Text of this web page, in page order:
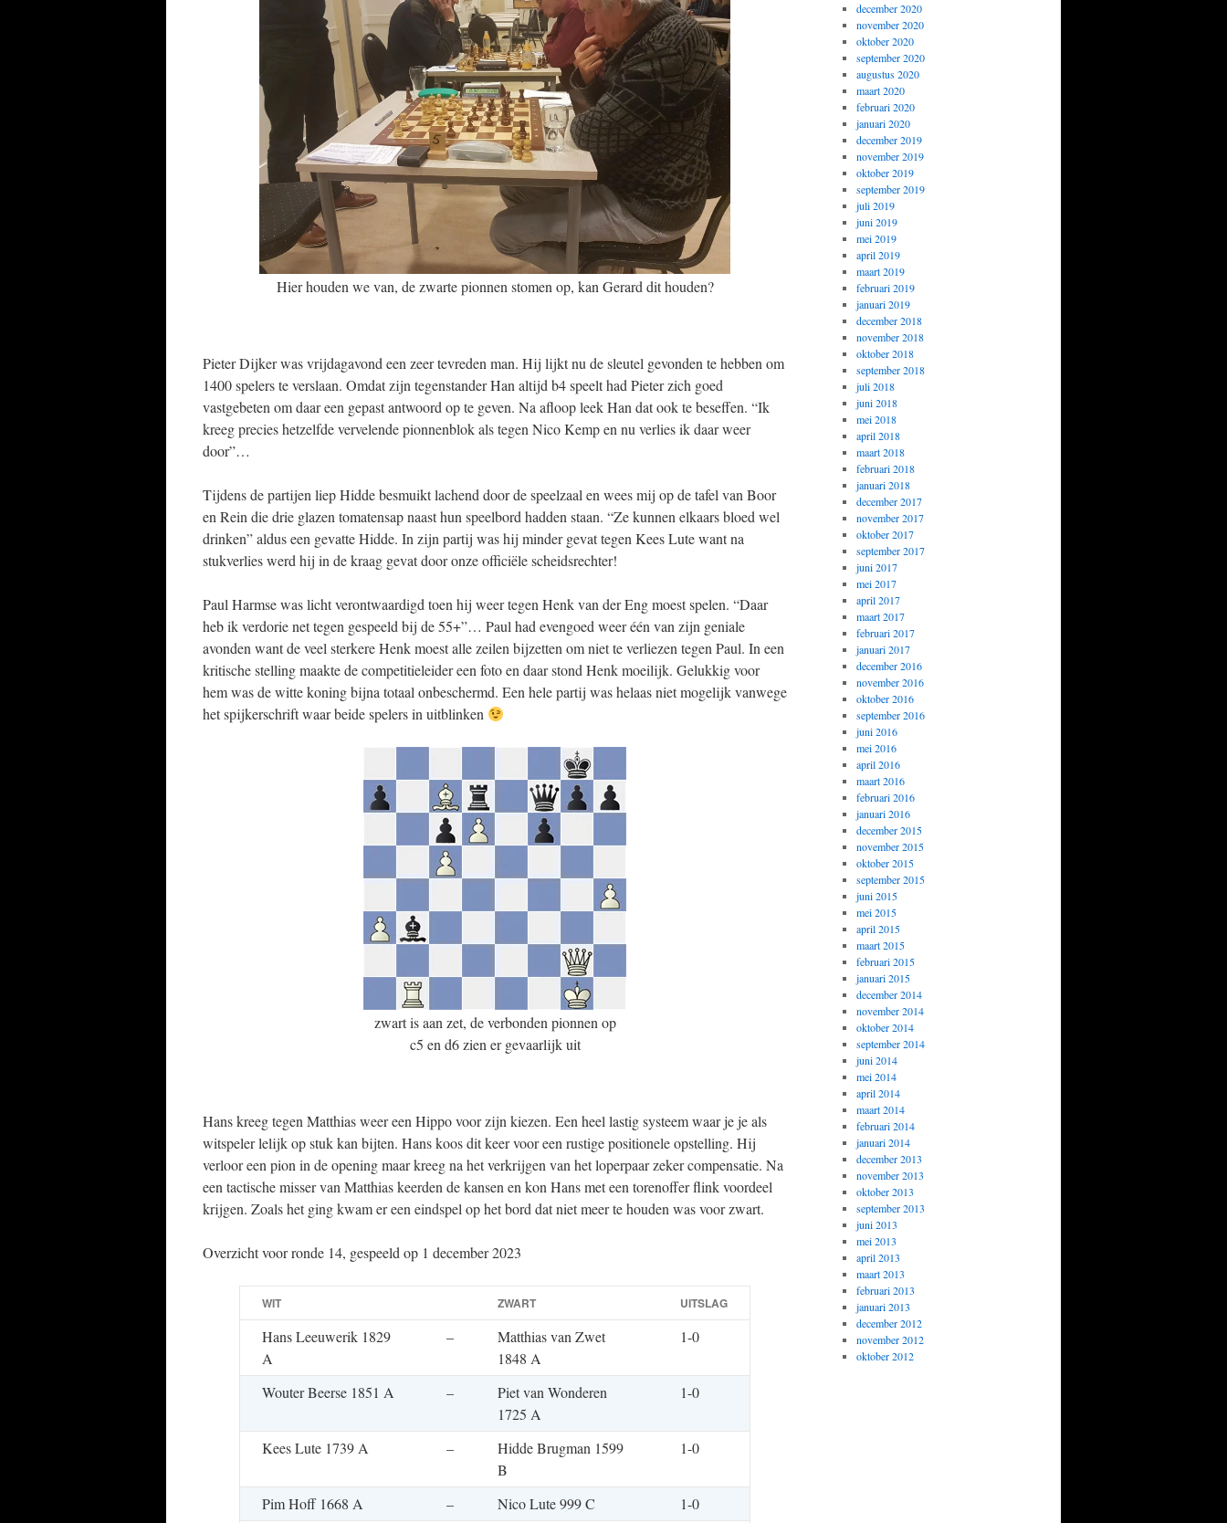
Hier houden we van, de zwarte pionnen stomen op, kan Gerard dit houden?
Pieter Dijker was vrijdagavond een zeer tevreden man. Hij lijkt nu de sleutel gevonden te hebben om
1400 spelers te verslaan. Omdat zijn tegenstander Han altijd b4 speelt had Pieter zich goed
vastgebeten om daar een gepast antwoord op te geven. Na afloop leek Han dat ook te beseffen. “Ik
kreeg precies hetzelfde vervelende pionnenblok als tegen Nico Kemp en nu verlies ik daar weer
door”…
Tijdens de partijen liep Hidde besmuikt lachend door de speelzaal en wees mij op de tafel van Boor
en Rein die drie glazen tomatensap naast hun speelbord hadden staan. “Ze kunnen elkaars bloed wel
drinken” aldus een gevatte Hidde. In zijn partij was hij minder gevat tegen Kees Lute want na
stukverlies werd hij in de kraag gevat door onze officiële scheidsrechter!
Paul Harmse was licht verontwaardigd toen hij weer tegen Henk van der Eng moest spelen. “Daar
heb ik verdorie net tegen gespeeld bij de 55+”… Paul had evengoed weer één van zijn geniale
avonden want de veel sterkere Henk moest alle zeilen bijzetten om niet te verliezen tegen Paul. In een
kritische stelling maakte de competitieleider een foto en daar stond Henk moeilijk. Gelukkig voor
hem was de witte koning bijna totaal onbeschermd. Een hele partij was helaas niet mogelijk vanwege
het spijkerschrift waar beide spelers in uitblinken
zwart is aan zet, de verbonden pionnen op
c5 en d6 zien er gevaarlijk uit
Hans kreeg tegen Matthias weer een Hippo voor zijn kiezen. Een heel lastig systeem waar je je als
witspeler lelijk op stuk kan bijten. Hans koos dit keer voor een rustige positionele opstelling. Hij
verloor een pion in de opening maar kreeg na het verkrijgen van het loperpaar zeker compensatie. Na
een tactische misser van Matthias keerden de kansen en kon Hans met een torenoffer flink voordeel
krijgen. Zoals het ging kwam er een eindspel op het bord dat niet meer te houden was voor zwart.
Overzicht voor ronde 14, gespeeld op 1 december 2023
WIT ZWART UITSLAG
Hans Leeuwerik 1829
A
–
Matthias van Zwet
1848 A
1-0
Wouter Beerse 1851 A –
Piet van Wonderen
1725 A
1-0
Kees Lute 1739 A –
Hidde Brugman 1599
B
1-0
Pim Hoff 1668 A – Nico Lute 999 C 1-0
december 2020
november 2020
oktober 2020
september 2020
augustus 2020
maart 2020
februari 2020
januari 2020
december 2019
november 2019
oktober 2019
september 2019
juli 2019
juni 2019
mei 2019
april 2019
maart 2019
februari 2019
januari 2019
december 2018
november 2018
oktober 2018
september 2018
juli 2018
juni 2018
mei 2018
april 2018
maart 2018
februari 2018
januari 2018
december 2017
november 2017
oktober 2017
september 2017
juni 2017
mei 2017
april 2017
maart 2017
februari 2017
januari 2017
december 2016
november 2016
oktober 2016
september 2016
juni 2016
mei 2016
april 2016
maart 2016
februari 2016
januari 2016
december 2015
november 2015
oktober 2015
september 2015
juni 2015
mei 2015
april 2015
maart 2015
februari 2015
januari 2015
december 2014
november 2014
oktober 2014
september 2014
juni 2014
mei 2014
april 2014
maart 2014
februari 2014
januari 2014
december 2013
november 2013
oktober 2013
september 2013
juni 2013
mei 2013
april 2013
maart 2013
februari 2013
januari 2013
december 2012
november 2012
oktober 2012